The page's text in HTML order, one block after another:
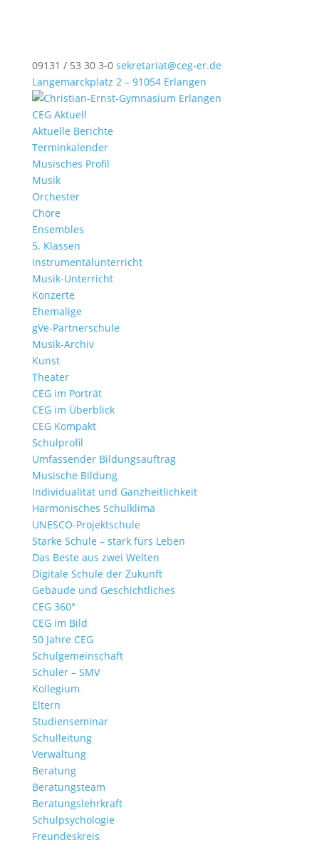
09131 / 53 30 3-0 sekretariat@ceg-er.de
Langemarckplatz 2 – 91054 Erlangen
CEG Aktuell
Aktuelle Berichte
Terminkalender
Musisches Profil
Musik
Orchester
Chöre
Ensembles
5. Klassen
Instrumentalunterricht
Musik-Unterricht
Konzerte
Ehemalige
gVe-Partnerschule
Musik-Archiv
Kunst
Theater
CEG im Porträt
CEG im Überblick
CEG Kompakt
Schulprofil
Umfassender Bildungsauftrag
Musische Bildung
Individualität und Ganzheitlichkeit
Harmonisches Schulklima
UNESCO-Projektschule
Starke Schule – stark fürs Leben
Das Beste aus zwei Welten
Digitale Schule der Zukunft
Gebäude und Geschichtliches
CEG 360°
CEG im Bild
50 Jahre CEG
Schulgemeinschaft
Schüler – SMV
Kollegium
Eltern
Studienseminar
Schulleitung
Verwaltung
Beratung
Beratungsteam
Beratungslehrkraft
Schulpsychologie
Freundeskreis